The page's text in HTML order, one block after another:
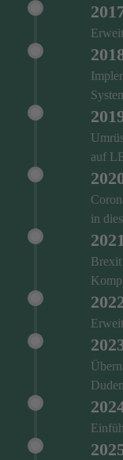
auf
in
2021